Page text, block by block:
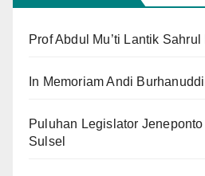
Prof Abdul Mu’ti Lantik
In Memoriam Andi
Puluhan Legislator
Sulsel